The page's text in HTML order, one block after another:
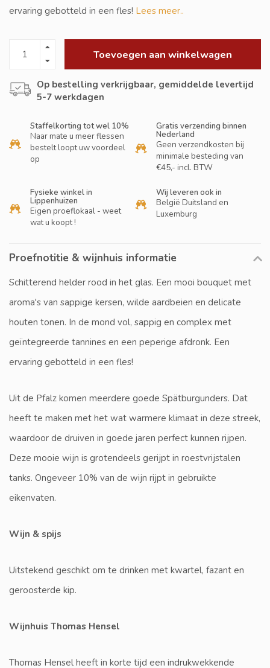
ervaring gebotteld in een fles! Lees meer..
Toevoegen aan winkelwagen
Op bestelling verkrijgbaar, gemiddelde levertijd
5-7 werkdagen
Staffelkorting tot wel 10%
Naar mate u meer flessen
bestelt loopt uw voordeel
op
Gratis verzending binnen
Nederland
Geen verzendkosten bij
minimale besteding van
€45,- incl. BTW
Fysieke winkel in
Lippenhuizen
Eigen proeflokaal - weet
wat u koopt !
Wij leveren ook in
België Duitsland en
Luxemburg
Proefnotitie & wijnhuis informatie
Schitterend helder rood in het glas. Een mooi bouquet met
aroma's van sappige kersen, wilde aardbeien en delicate
houten tonen. In de mond vol, sappig en complex met
geïntegreerde tannines en een peperige afdronk. Een
ervaring gebotteld in een fles!
Uit de Pfalz komen meerdere goede Spätburgunders. Dat
heeft te maken met het wat warmere klimaat in deze streek,
waardoor de druiven in goede jaren perfect kunnen rijpen.
Deze mooie wijn is grotendeels gerijpt in roestvrijstalen
tanks. Ongeveer 10% van de wijn rijpt in gebruikte
eikenvaten.
Wijn & spijs
Uitstekend geschikt om te drinken met kwartel, fazant en
geroosterde kip.
Wijnhuis Thomas Hensel
Thomas Hensel heeft in korte tijd een indrukwekkende